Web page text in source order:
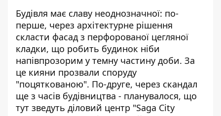
Будівля має славу неоднозначної: по-
перше, через архітектурне рішення
скласти фасад з перфорованої цегляної
кладки, що робить будинок ніби
напівпрозорим у темну частину доби. За
це кияни прозвали споруду
"поцяткованою". По-друге, через скандал
ще з часів будівництва - планувалося, що
тут зведуть діловий центр "Saga City